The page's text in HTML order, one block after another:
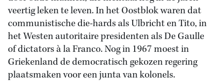
veertig leken te leven. In het Oostblok waren dat
communistische die-hards als Ulbricht en Tito, in
het Westen autoritaire presidenten als De Gaulle
of dictators à la Franco. Nog in 1967 moest in
Griekenland de democratisch gekozen regering
plaatsmaken voor een junta van kolonels.